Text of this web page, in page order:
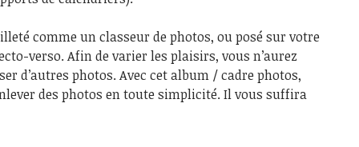
comme un classeur de photos, ou posé sur votre
verso. Afin de varier les plaisirs, vous n’aurez
d’autres photos. Avec cet album / cadre photos,
des photos en toute simplicité. Il vous suffira